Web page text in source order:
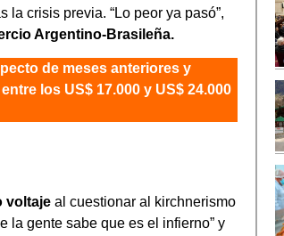
la crisis previa. “Lo peor ya pasó”,
Argentino-Brasileña.
de meses anteriores y
los US$ 17.000 y US$ 24.000
voltaje al cuestionar al kirchnerismo
la gente sabe que es el infierno” y